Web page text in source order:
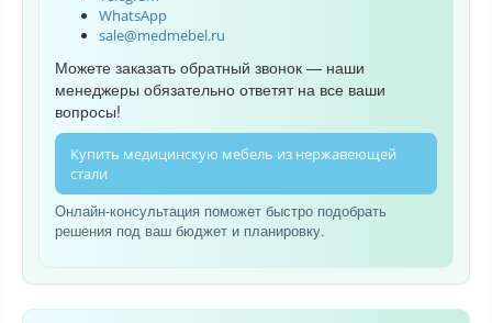
WhatsApp
sale@medmebel.ru
Можете заказать обратный звонок — наши
менеджеры обязательно ответят на все ваши
вопросы!
Купить медицинскую мебель из нержавеющей
стали
Онлайн-консультация поможет быстро подобрать
решения под ваш бюджет и планировку.